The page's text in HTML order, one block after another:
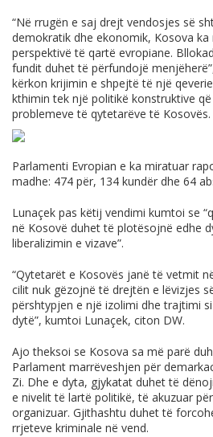
“Në rrugën e saj drejt vendosjes së
demokratik dhe ekonomik, Kosova ka
perspektivë të qartë evropiane.
fundit duhet të përfundojë
kërkon krijimin e shpejtë të një
kthimin tek një politikë konstruktive
problemeve të qytetarëve të Kosovës.
Parlamenti Evropian e ka miratuar
madhe: 474 për, 134 kundër dhe 64
Lunaçek pas këtij vendimi kumtoi se
në Kosovë duhet të plotësojnë edhe
liberalizimin e vizave”.
“Qytetarët e Kosovës janë të vetmit
cilit nuk gëzojnë të drejtën e lëvizjes
përshtypjen e një izolimi dhe trajtimi
dytë”, kumtoi Lunaçek, citon DW.
Ajo theksoi se Kosova sa më parë
Parlament marrëveshjen për
Zi. Dhe e dyta, gjykatat duhet të
e nivelit të lartë politikë, të akuzuar
organizuar. Gjithashtu duhet të
rrjeteve kriminale në vend.